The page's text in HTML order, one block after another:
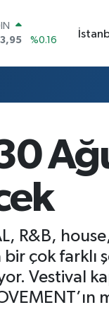
%0
%-0.08
%70
%0.16
R&B,
çok farklı
Vestival